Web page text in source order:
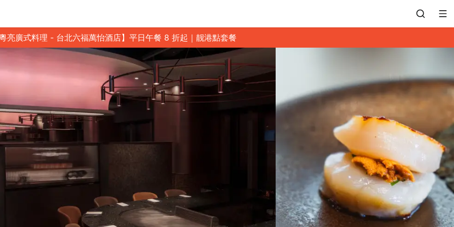
餐廳客服
常見問題
EZTABLE 禮物卡
餐廳合作
亮廣式料理 - 台北六福萬怡酒店】平日午餐 8 折起｜靓港點套餐